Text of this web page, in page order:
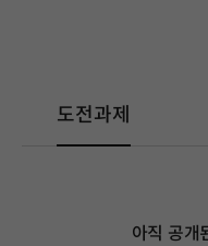
도전과제
아직 공개